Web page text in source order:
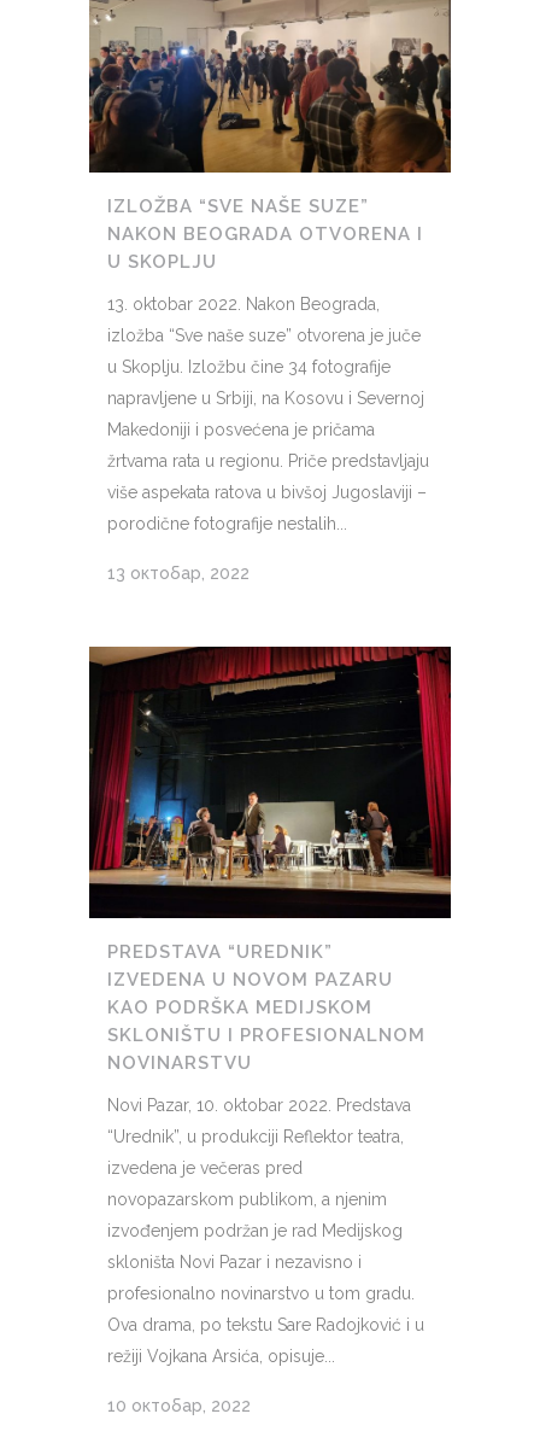
IZLOŽBA “SVE NAŠE SUZE”
NAKON BEOGRADA OTVORENA I
U SKOPLJU
13. oktobar 2022. Nakon Beograda,
izložba “Sve naše suze” otvorena je juče
u Skoplju. Izložbu čine 34 fotografije
napravljene u Srbiji, na Kosovu i Severnoj
Makedoniji i posvećena je pričama
žrtvama rata u regionu. Priče predstavljaju
više aspekata ratova u bivšoj Jugoslaviji –
porodične fotografije nestalih...
13 октобар, 2022
PREDSTAVA “UREDNIK”
IZVEDENA U NOVOM PAZARU
KAO PODRŠKA MEDIJSKOM
SKLONIŠTU I PROFESIONALNOM
NOVINARSTVU
Novi Pazar, 10. oktobar 2022. Predstava
“Urednik”, u produkciji Reflektor teatra,
izvedena je večeras pred
novopazarskom publikom, a njenim
izvođenjem podržan je rad Medijskog
skloništa Novi Pazar i nezavisno i
profesionalno novinarstvo u tom gradu.
Ova drama, po tekstu Sare Radojković i u
režiji Vojkana Arsića, opisuje...
10 октобар, 2022